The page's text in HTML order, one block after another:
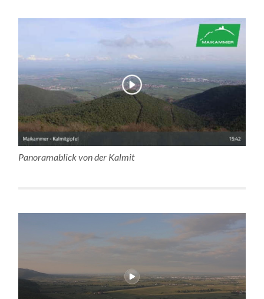
Panoramablick von der Kalmit